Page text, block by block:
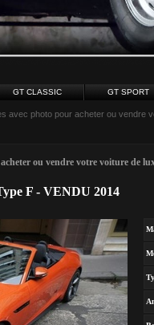
GT CLASSIC GT SPORT
avec photo pour acheter ou vendre
ou vendre votre voiture de
F - VENDU 2014